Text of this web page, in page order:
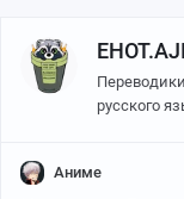
PrefaceGrim
русского
Аниме